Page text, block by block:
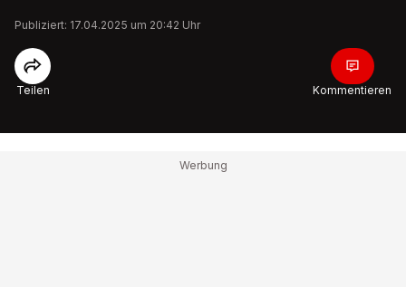
Publiziert: 17.04.2025 um 20:42 Uhr
Teilen Kommentieren